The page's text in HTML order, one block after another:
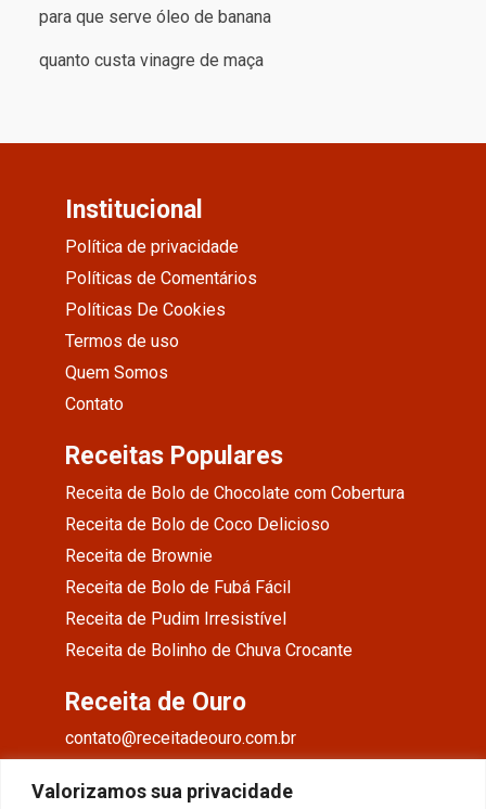
Valorizamos sua privacidade
para que serve óleo de banana
quanto custa vinagre de maça
Institucional
Política de privacidade
Políticas de Comentários
Políticas De Cookies
Termos de uso
Quem Somos
Contato
Receitas Populares
Receita de Bolo de Chocolate com Cobertura
Receita de Bolo de Coco Delicioso
Receita de Brownie
Receita de Bolo de Fubá Fácil
Receita de Pudim Irresistível
Receita de Bolinho de Chuva Crocante
Receita de Ouro
contato@receitadeouro.com.br
Facebook